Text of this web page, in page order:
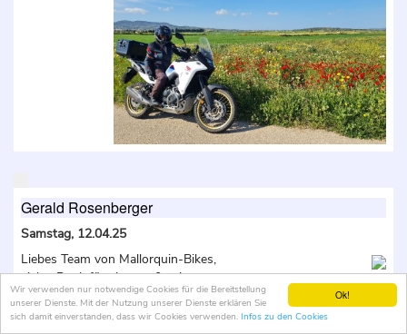
Ok!
Wir verwenden nur notwendige Cookies für die Bereitstellung
unserer Dienste. Mit der Nutzung unserer Dienste erklären Sie
sich damit einverstanden, dass wir Cookies verwenden. Infos zu den Cookies
Gerald Rosenberger
Samstag, 12.04.25
Liebes Team von Mallorquin-Bikes,
vielen Dank für eine großartige
Woche! Ich konnte drei verschiedene
Motorräder testen (1250 GS, Afrika